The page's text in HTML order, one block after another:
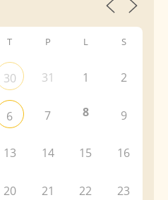
T P L S
30 31 1 2
6 7 8 9
13 14 15 16
20 21 22 23